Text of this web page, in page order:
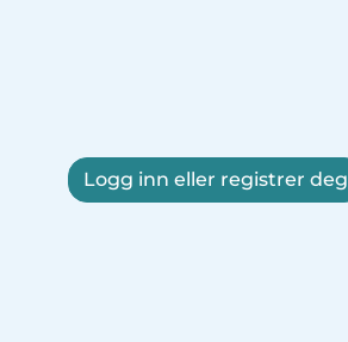
Logg inn eller registrer deg